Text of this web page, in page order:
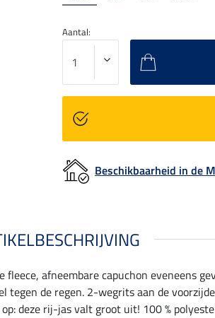
Aantal:
Beschikbaarheid in de
afneembare capuchon eveneens
de regen. 2-wegrits aan de
deze rij-jas valt groot uit! 100 %